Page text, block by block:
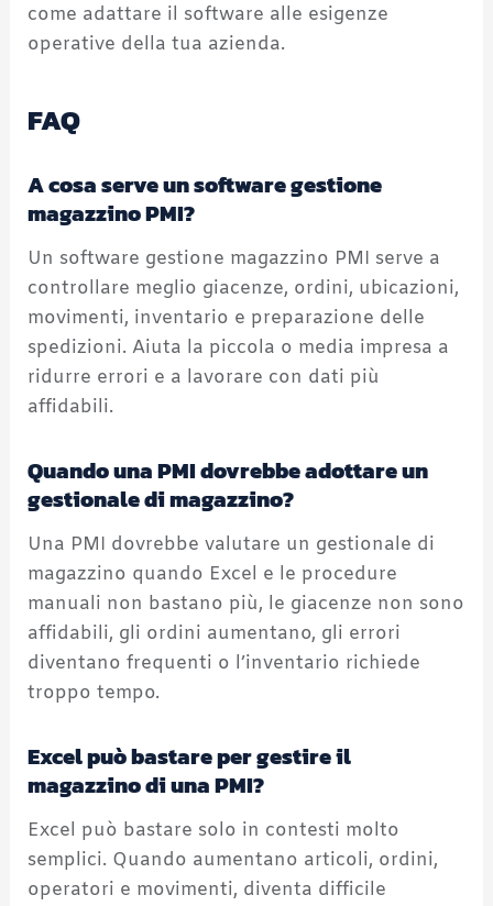
come adattare il software alle esigenze
operative della tua azienda.
FAQ
A cosa serve un software gestione
magazzino PMI?
Un software gestione magazzino PMI serve a
controllare meglio giacenze, ordini, ubicazioni,
movimenti, inventario e preparazione delle
spedizioni. Aiuta la piccola o media impresa a
ridurre errori e a lavorare con dati più
affidabili.
Quando una PMI dovrebbe adottare un
gestionale di magazzino?
Una PMI dovrebbe valutare un gestionale di
magazzino quando Excel e le procedure
manuali non bastano più, le giacenze non sono
affidabili, gli ordini aumentano, gli errori
diventano frequenti o l’inventario richiede
troppo tempo.
Excel può bastare per gestire il
magazzino di una PMI?
Excel può bastare solo in contesti molto
semplici. Quando aumentano articoli, ordini,
operatori e movimenti, diventa difficile